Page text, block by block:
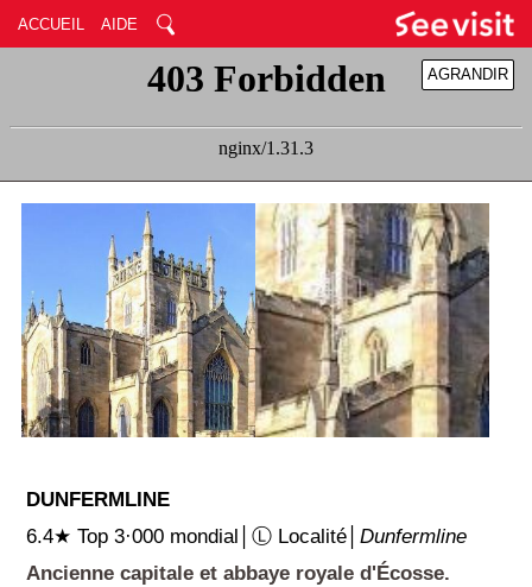
ACCUEIL AIDE
RÉDUIRE
AGRANDIR
DUNFERMLINE
6.4★ Top 3·000 mondial│Ⓛ Localité│Dunfermline
Ancienne capitale et abbaye royale d'Écosse.